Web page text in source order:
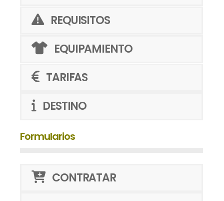
REQUISITOS
EQUIPAMIENTO
TARIFAS
DESTINO
Formularios
CONTRATAR